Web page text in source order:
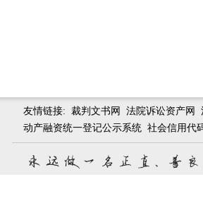
友情链接: 裁判文书网 法院诉讼资产网
动产融资统一登记公示系统 社会信用代